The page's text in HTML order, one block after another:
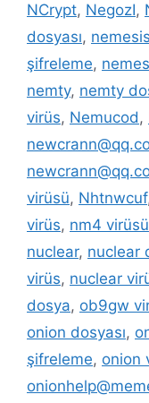
NCrypt, NegozI,
dosyası,
şifreleme,
nemty, nemty
virüs, Nemucod,
virüsü, Nhtnwcuf
virüs, nm4 virüsü
nuclear, nuclear
virüs, nuclear
dosya, ob9gw
onion dosyası,
şifreleme, onion